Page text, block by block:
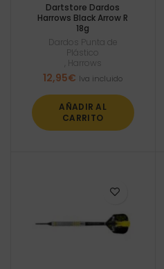
Dartstore Dardos
Harrows Black Arrow R
18g
Dardos Punta de
Plástico
Harrows
12,95€ Iva incluido
AÑADIR AL
CARRITO